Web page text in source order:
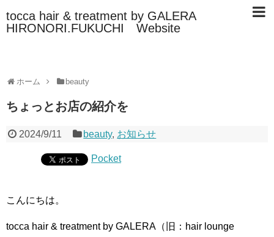
tocca hair & treatment by GALERA
HIRONORI.FUKUCHI Website
ホーム beauty
ちょっとお店の紹介を
2024/9/11 beauty, お知らせ
Pocket
こんにちは。
tocca hair & treatment by GALERA（旧：hair lounge